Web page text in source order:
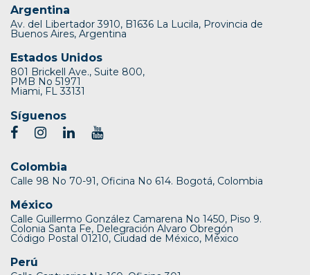
Argentina
Av. del Libertador 3910, B1636 La Lucila, Provincia de
Buenos Aires, Argentina
Estados Unidos
801 Brickell Ave., Suite 800,
PMB No 51971
Miami, FL 33131
Síguenos
Colombia
Calle 98 No 70-91, Oficina No 614. Bogotá, Colombia
México
Calle Guillermo González Camarena No 1450, Piso 9.
Colonia Santa Fe, Delegración Alvaro Obregón
Código Postal 01210, Ciudad de México, México
Perú